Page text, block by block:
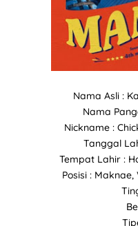
Nama Asli :
Nama
Nickname :
Tanggal
Tempat Lahir :
Posisi :